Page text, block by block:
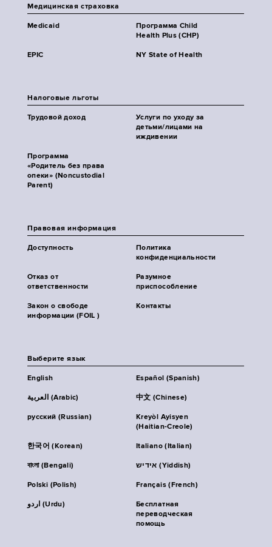
Медицинская страховка
Medicaid
Программа Child
Health Plus (CHP)
EPIC NY State of Health
Налоговые льготы
Трудовой доход
Услуги по уходу за
детьми/лицами на
иждивении
Программа
«Родитель без права
опеки» (Noncustodial
Parent)
Правовая информация
Доступность
Политика
конфиденциальности
Отказ от
ответственности
Разумное
приспособление
Закон о свободе
информации (FOIL )
Контакты
Выберите язык
English Español (Spanish)
العربية (Arabic) 中文 (Chinese)
русский (Russian)
Kreyòl Ayisyen
(Haitian-Creole)
한국어 (Korean) Italiano (Italian)
বাংলা (Bengali) אידיש (Yiddish)
Polski (Polish) Français (French)
اردو (Urdu)
Бесплатная
переводческая
помощь